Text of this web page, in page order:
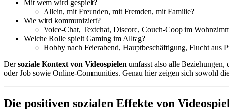
Mit wem wird gespielt?
Allein, mit Freunden, mit Fremden, mit Familie?
Wie wird kommuniziert?
Voice-Chat, Textchat, Discord, Couch-Coop im
Welche Rolle spielt Gaming im Alltag?
Hobby nach Feierabend, Hauptbeschäftigung, Flucht aus
Dersoziale Kontext von Videospielen umfasst also alle Beziehungen,
oder Job sowie Online-Communities. Genau hier zeigen sich sowohl die
Die positiven sozialen Effekte von